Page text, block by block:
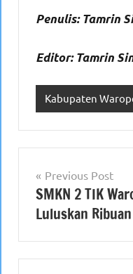
Penulis: Tamrin
Editor: Tamrin
Kabupaten
Navigasi
pos
Previous Post
SMKN 2 TIK
Luluskan